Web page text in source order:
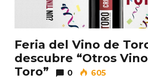
Feria del Vino de
descubre “Otros
Toro”
0 605